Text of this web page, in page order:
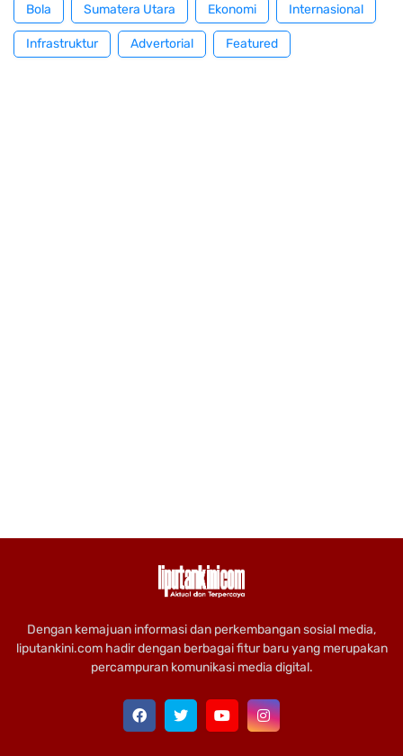
Bola Sumatera Utara Ekonomi Internasional
Infrastruktur Advertorial Featured
Dengan kemajuan informasi dan perkembangan sosial media,
liputankini.com hadir dengan berbagai fitur baru yang merupakan
percampuran komunikasi media digital.